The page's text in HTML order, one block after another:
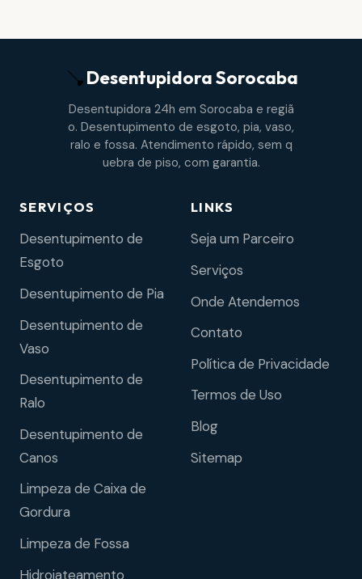
DesentupidoraSorocaba
Desentupidora 24h em Sorocaba e regiã
o. Desentupimento de esgoto, pia, vaso,
ralo e fossa. Atendimento rápido, sem q
uebra de piso, com garantia.
SERVIÇOS
Desentupimento de
Esgoto
Desentupimento de Pia
Desentupimento de
Vaso
Desentupimento de
Ralo
Desentupimento de
Canos
Limpeza de Caixa de
Gordura
Limpeza de Fossa
Hidrojateamento
LINKS
Seja um Parceiro
Serviços
Onde Atendemos
Contato
Política de Privacidade
Termos de Uso
Blog
Sitemap